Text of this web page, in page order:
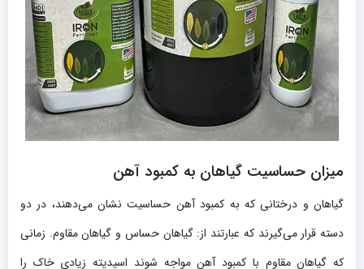
میزان حساسیت گیاهان به کمبود آهن
گیاهان و درختانی که به کمبود آهن حساسیت نشان می‌دهند، در دو
دسته قرار می‌گیرند که عبارتند از: گیاهان حساس و گیاهان مقاوم. زمانی
که گیاهان مقاوم با کمبود آهن مواجه شوند اسیدیته زیادی خاک را